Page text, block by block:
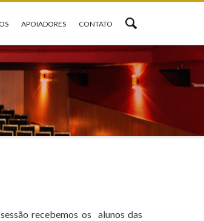
APOIADORES CONTATO
recebemos os alunos das